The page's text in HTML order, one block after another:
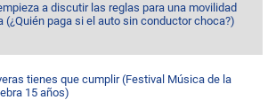
a discutir las reglas para una movilidad
(¿Quién paga si el auto sin conductor choca?)
tienes que cumplir (Festival Música de la
15 años)